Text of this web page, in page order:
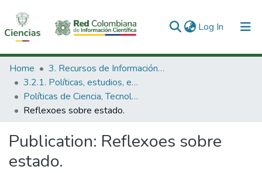
Log In (current)
Communities & Collections
All of DSpace
Statistics
Home
3. Recursos de Información Científica y Tecnológica
3.2.1. Políticas, estudios, evaluaciones e indicadores de CTeI
Políticas de Ciencia, Tecnología e Innovación
Reflexoes sobre estado.
Publication: Reflexoes sobre
estado.